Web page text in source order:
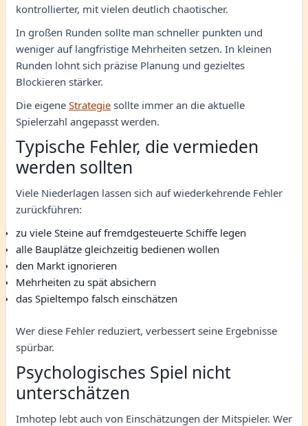
kontrollierter, mit vielen deutlich chaotischer.
In großen Runden sollte man schneller punkten und
weniger auf langfristige Mehrheiten setzen. In kleinen
Runden lohnt sich präzise Planung und gezieltes
Blockieren stärker.
Die eigene Strategie sollte immer an die aktuelle
Spielerzahl angepasst werden.
Typische Fehler, die vermieden
werden sollten
Viele Niederlagen lassen sich auf wiederkehrende Fehler
zurückführen:
zu viele Steine auf fremdgesteuerte Schiffe legen
alle Bauplätze gleichzeitig bedienen wollen
den Markt ignorieren
Mehrheiten zu spät absichern
das Spieltempo falsch einschätzen
Wer diese Fehler reduziert, verbessert seine Ergebnisse
spürbar.
Psychologisches Spiel nicht
unterschätzen
Imhotep lebt auch von Einschätzungen der Mitspieler. Wer